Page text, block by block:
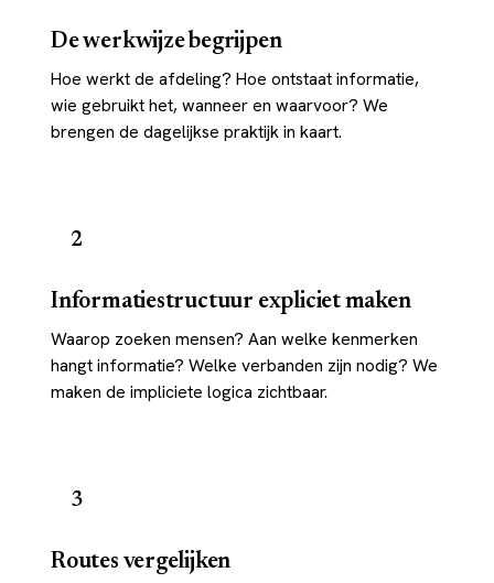
De werkwijze begrijpen
Hoe werkt de afdeling? Hoe ontstaat informatie,
wie gebruikt het, wanneer en waarvoor? We
brengen de dagelijkse praktijk in kaart.
2
Informatiestructuur expliciet maken
Waarop zoeken mensen? Aan welke kenmerken
hangt informatie? Welke verbanden zijn nodig? We
maken de impliciete logica zichtbaar.
3
Routes vergelijken